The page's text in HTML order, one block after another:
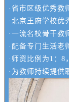
·省市区级优秀教
·北京王府学校优
·一流名校骨干教
·配备专门生活老
·师资比例为1：8
·为教师持续提供